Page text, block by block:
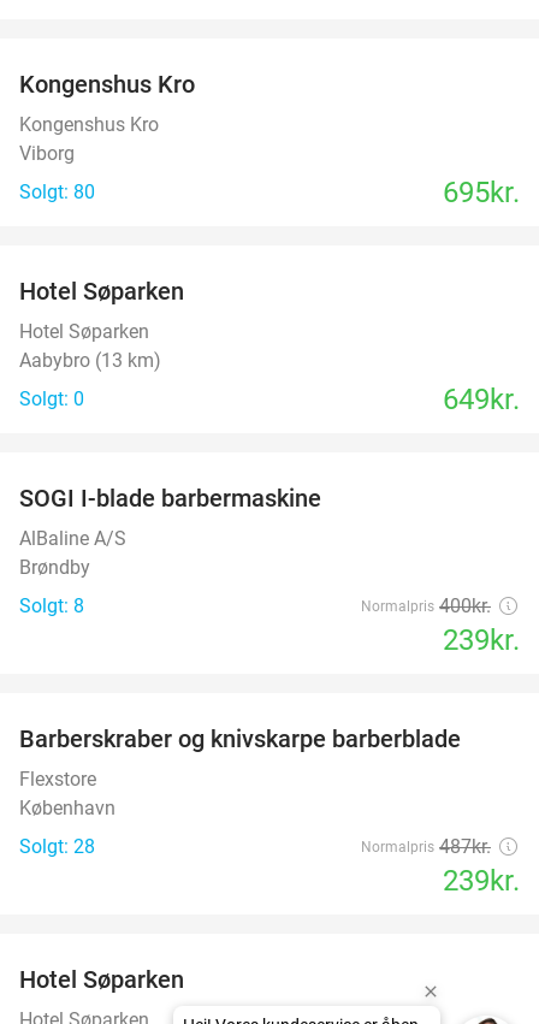
Kongenshus Kro
Kongenshus Kro
Viborg
Solgt: 80
695kr.
Hotel Søparken
Hotel Søparken
Aabybro (13 km)
Solgt: 0
649kr.
SOGI I-blade barbermaskine
AlBaline A/S
Brøndby
Solgt: 8
Normalpris 400kr.
239kr.
Barberskraber og knivskarpe barberblade
Flexstore
København
Solgt: 28
Normalpris 487kr.
239kr.
Hotel Søparken